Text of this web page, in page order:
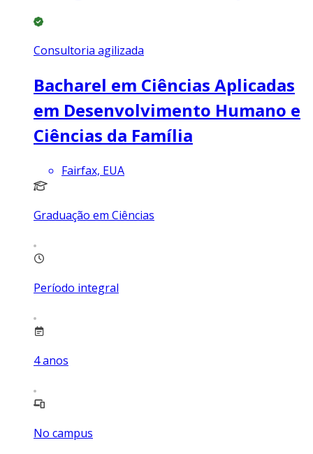
Consultoria agilizada
Bacharel em Ciências Aplicadas
em Desenvolvimento Humano e
Ciências da Família
Fairfax, EUA
Graduação em Ciências
Período integral
4anos
No campus